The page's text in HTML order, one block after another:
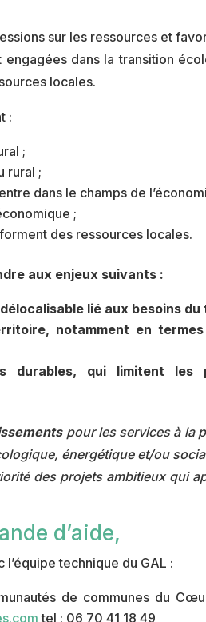
sur les ressources et
dans la transition
locales.
:
;
rural ;
dans le champs de
;
des ressources locales.
aux enjeux suivants :
lié aux besoins
notamment en
durables, qui limitent les
pour les services à la
énergétique et/ou
des projets ambitieux qui
d’aide,
technique du GAL :
de communes du
tel : 06 70 41 18 49